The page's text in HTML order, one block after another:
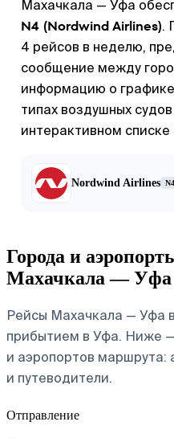
Махачкала — Уфа
N4 (Nordwind Airlines).
4 рейсов в неделю,
сообщение между
информацию о
типах воздушных
интерактивном
Nordwind Airlines N4
Города и
Махачкала — Уфа
Рейсы Махачкала — Уфа
прибытием в Уфа. Ниже
и аэропортов маршрута:
и путеводители.
Отправление